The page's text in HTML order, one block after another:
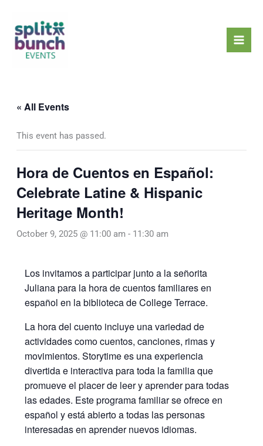
content
« All Events
This event has passed.
Hora de Cuentos en Español:
Celebrate Latine & Hispanic
Heritage Month!
October 9, 2025 @ 11:00 am - 11:30 am
Los invitamos a participar junto a la señorita
Juliana para la hora de cuentos familiares en
español en la biblioteca de College Terrace.
La hora del cuento incluye una variedad de
actividades como cuentos, canciones, rimas y
movimientos. Storytime es una experiencia
divertida e interactiva para toda la familia que
promueve el placer de leer y aprender para todas
las edades. Este programa familiar se ofrece en
español y está abierto a todas las personas
interesadas en aprender nuevos idiomas.